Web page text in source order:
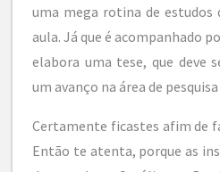
uma mega rotina de estudos
aula. Já que é acompanhado
elabora uma tese, que deve
um avanço na área de
Certamente ficastes afim de
Então te atenta, porque as